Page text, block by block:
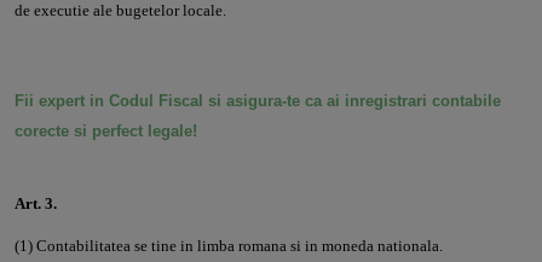
de executie ale bugetelor locale.
Fii expert in Codul Fiscal si asigura-te ca ai inregistrari contabile
corecte si perfect legale!
Art. 3.
(1) Contabilitatea se tine in limba romana si in moneda nationala.